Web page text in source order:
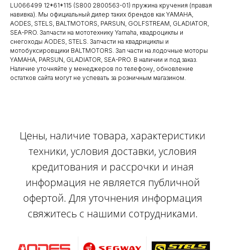
LU066499 12*61*115 (S800 2800563-01) пружина кручения (правая
навивка). Мы официальный дилер таких брендов как YAMAHA,
AODES, STELS, BALTMOTORS, PARSUN, GOLFSTREAM, GLADIATOR,
SEA-PRO. Запчасти на мототехнику Yamaha, квадроциклы и
снегоходы AODES, STELS. Запчасти на квадрициклы и
мотобуксировщики BALTMOTORS. Зап части на лодочные моторы
YAMAHA, PARSUN, GLADIATOR, SEA-PRO. В наличии и под заказ.
Наличие уточняйте у менеджеров по телефону, обновление
остатков сайта могут не успевать за розничным магазином.
Цены, наличие товара, характеристики
техники, условия доставки, условия
кредитования и рассрочки и иная
информация не является публичной
офертой. Для уточнения информация
свяжитесь с нашими сотрудниками.